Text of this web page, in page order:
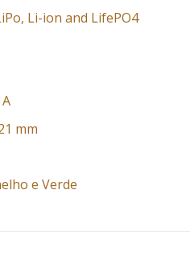
Li-ion and LifePO4
mm
e Verde